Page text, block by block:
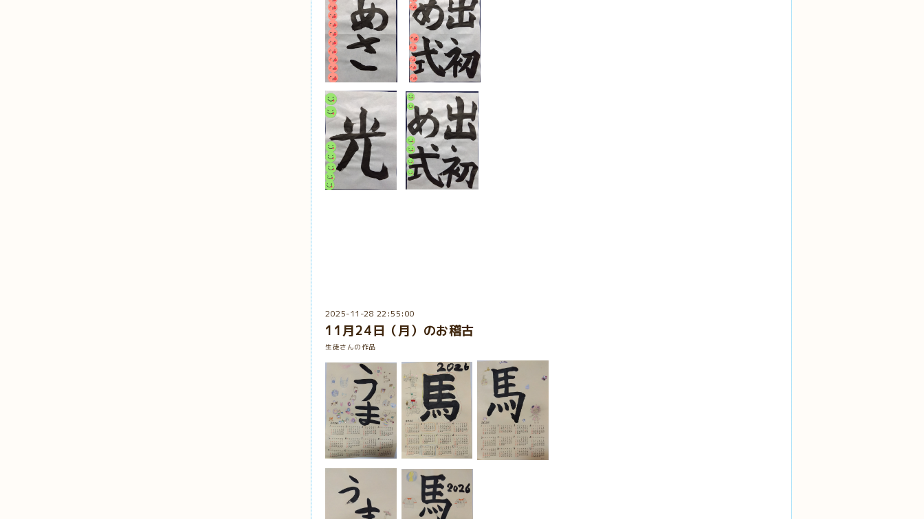
2025-11-28 22:55:00
11月24日（月）のお稽古
生徒さんの作品